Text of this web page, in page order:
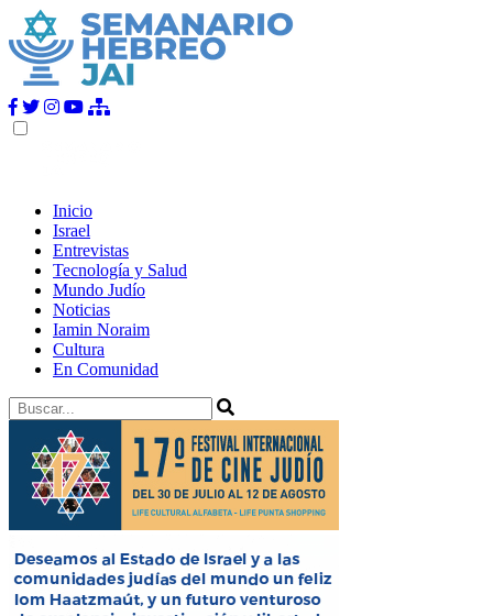
Inicio
Israel
Entrevistas
Tecnología y Salud
Mundo Judío
Noticias
Iamin Noraim
Cultura
En Comunidad